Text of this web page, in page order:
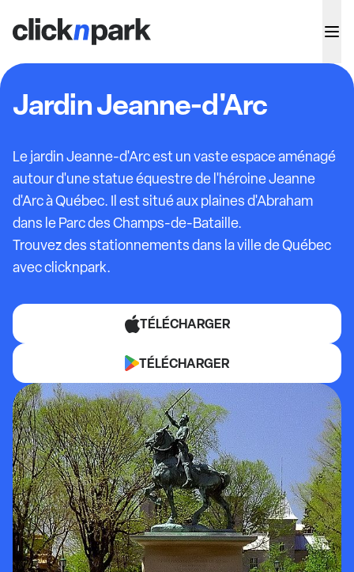
Jardin Jeanne-d'Arc
Le jardin Jeanne-d'Arc est un vaste espace aménagé
autour d'une statue équestre de l'héroine Jeanne
d'Arc à Québec. Il est situé aux plaines d'Abraham
dans le Parc des Champs-de-Bataille.
Trouvez des stationnements dans la ville de Québec
avec clicknpark.
TÉLÉCHARGER
TÉLÉCHARGER